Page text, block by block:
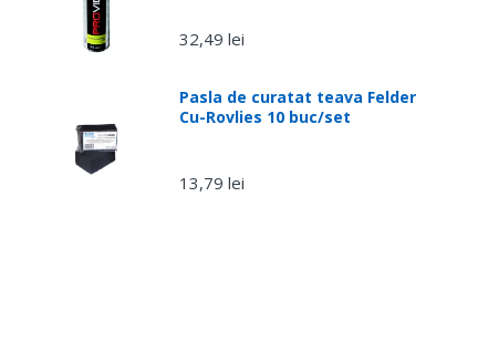
32,49 lei
Pasla de curatat teava Felder
Cu-Rovlies 10 buc/set
13,79 lei